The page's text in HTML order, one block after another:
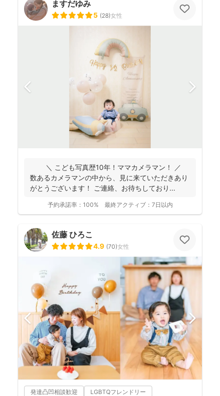
ますだゆみ
5 (28)女性
＼ こども写真歴10年！ママカメラマン！ ／
数あるカメラマンの中から、見に来ていただきあり
がとうございます！ ご連絡、お待ちしており...
予約承諾率： 100% 最終アクティブ： 7日以内
佐藤 ひろこ
4.9 (70)女性
発達凸凹相談歓迎 LGBTQフレンドリー